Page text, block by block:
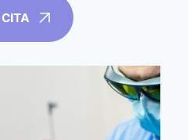
CITA